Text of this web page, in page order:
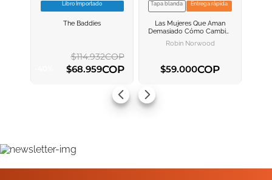
VER INFORMACION
Libro Importado
The Baddies
$114.932COP
$68.959COP
VER INFORMACION
AGREGAR AL
Tapa blanda Entrega rápida
Las Mujeres Que Aman
Demasiado Cómo Cambiar
Nuestra Manera De Amar Y
Así Dejar De Sufrir
Robin Norwood
$59.000COP